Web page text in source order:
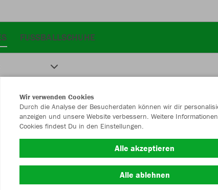
FUSSBALLSCHUHE
Wir verwenden Cookies
Durch die Analyse der Besucherdaten können wir dir
anzeigen und unsere Website verbessern. Weitere
Cookies findest Du in den Einstellungen.
Alle akzeptieren
Alle ablehnen